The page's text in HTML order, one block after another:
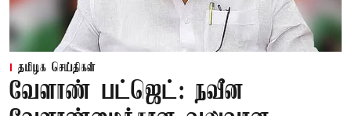
தமிழக செய்திகள்
வேளாண் பட்ஜெட்: நவீன